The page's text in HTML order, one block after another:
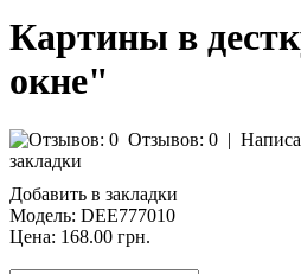
Картины в
окне"
Отзывов: 0 |
закладки
Добавить в закладки
Модель: DEE777010
Цена: 168.00 грн.